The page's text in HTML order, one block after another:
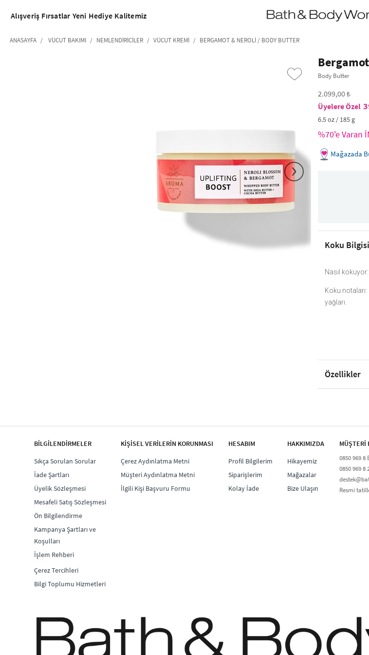
•2200₺ ve Üzeri Kargo Ücretsiz!•
Alışveriş Fırsatlar Yeni Hediye Kalitemiz
ANASAYFA VÜCUT BAKIMI NEMLENDIRICILER VÜCUT KREMI BERGAMOT & NEROLI / BODY BUTTER
‹ ›
Body Butter
2.099,00 ₺
6.5 oz / 185 g
%70'e Varan
Mağazada
Koku Bilgisi
Nasıl
Koku
yağları.
Özellikler
BİLGİLENDİRMELER
Sıkça Sorulan Sorular
İade Şartları
Üyelik Sözleşmesi
Mesafeli Satış Sözleşmesi
Ön Bilgilendirme
Kampanya Şartları ve
Koşulları
İşlem Rehberi
Çerez Tercihleri
Bilgi Toplumu Hizmetleri
KİŞİSEL VERİLERİN KORUNMASI
Çerez Aydınlatma Metni
Müşteri Aydınlatma Metni
İlgili Kişi Başvuru Formu
HESABIM
Profil Bilgilerim
Siparişlerim
Kolay İade
HAKKIMIZDA
Hikayemiz
Mağazalar
Bize Ulaşın
MÜŞTERİ
0850 969 8
0850 969 8
Resmi